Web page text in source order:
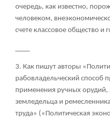
очередь, как известно,
человеком,
счете классовое общество и
3. Как пишут авторы
рабовладельческий способ
применения ручных орудий,
земледельца и
труда» («Политическая